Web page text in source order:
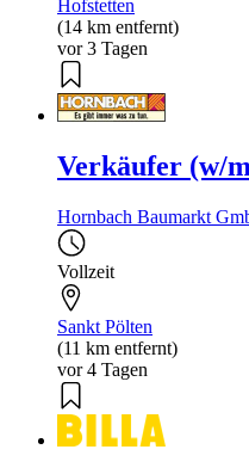
Hofstetten
(14 km entfernt)
vor 3 Tagen
Verkäufer (w/
Hornbach Baumarkt
Vollzeit
Sankt Pölten
(11 km entfernt)
vor 4 Tagen